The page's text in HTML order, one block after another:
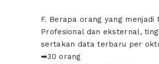
F. Berapa orang yang
Profesional dan eksternal,
sertakan data terbaru per
➡30 orang